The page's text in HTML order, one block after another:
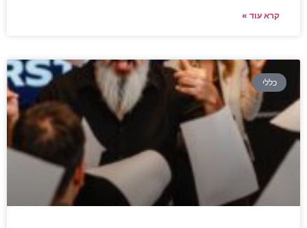
קרא עוד »
כללי